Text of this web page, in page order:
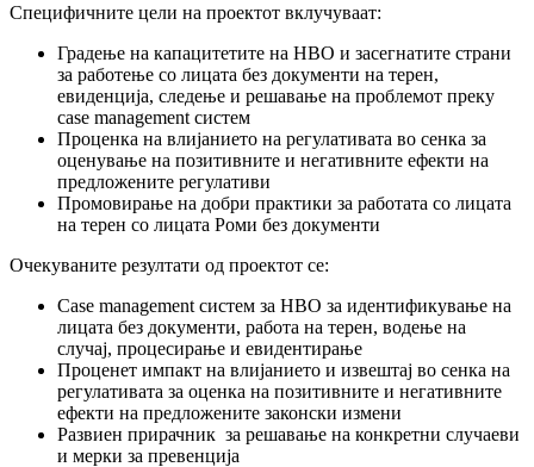
Специфичните цели на проектот вклучуваат:
Градење на капацитетите на НВО и засегнатите страни
за работење со лицата без документи на терен,
евиденција, следење и решавање на проблемот преку
case management систем
Проценка на влијанието на регулативата во сенка за
оценување на позитивните и негативните ефекти на
предложените регулативи
Промовирање на добри практики за работата со лицата
на терен со лицата Роми без документи
Очекуваните резултати од проектот се:
Case management систем за НВО за идентификување на
лицата без документи, работа на терен, водење на
случај, процесирање и евидентирање
Проценет импакт на влијанието и извештај во сенка на
регулативата за оценка на позитивните и негативните
ефекти на предложените законски измени
Развиен прирачник за решавање на конкретни случаеви
и мерки за превенција